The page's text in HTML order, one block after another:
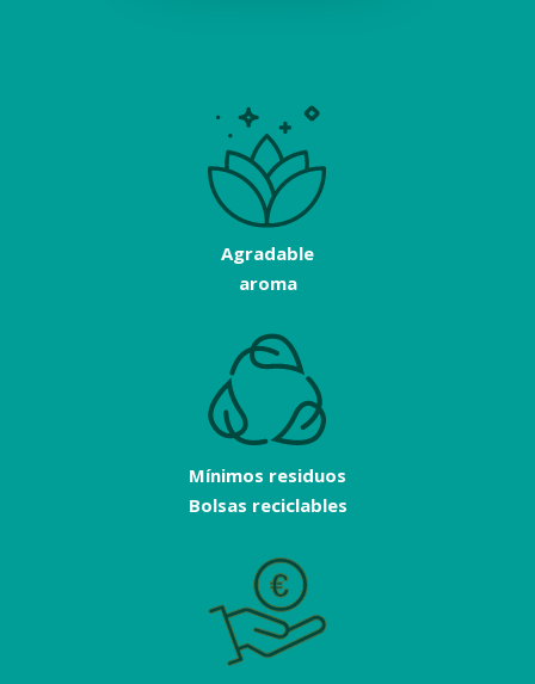
Agradable
aroma
Mínimos residuos
Bolsas reciclables